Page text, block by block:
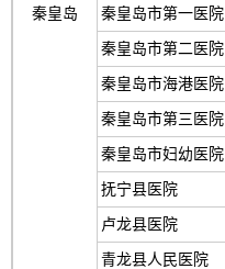
秦皇岛
秦皇岛市第一医院
秦皇岛市第二医院
秦皇岛市海港医院
秦皇岛市第三医院
秦皇岛市妇幼医院
抚宁县医院
卢龙县医院
青龙县人民医院